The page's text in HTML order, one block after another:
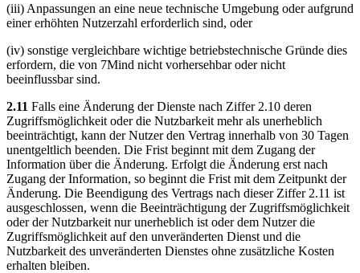
(iii) Anpassungen an eine neue technische Umgebung oder aufgrund
einer erhöhten Nutzerzahl erforderlich sind, oder
(iv) sonstige vergleichbare wichtige betriebstechnische Gründe dies
erfordern, die von 7Mind nicht vorhersehbar oder nicht
beeinflussbar sind.
2.11 Falls eine Änderung der Dienste nach Ziffer 2.10 deren
Zugriffsmöglichkeit oder die Nutzbarkeit mehr als unerheblich
beeinträchtigt, kann der Nutzer den Vertrag innerhalb von 30 Tagen
unentgeltlich beenden. Die Frist beginnt mit dem Zugang der
Information über die Änderung. Erfolgt die Änderung erst nach
Zugang der Information, so beginnt die Frist mit dem Zeitpunkt der
Änderung. Die Beendigung des Vertrags nach dieser Ziffer 2.11 ist
ausgeschlossen, wenn die Beeinträchtigung der Zugriffsmöglichkeit
oder der Nutzbarkeit nur unerheblich ist oder dem Nutzer die
Zugriffsmöglichkeit auf den unveränderten Dienst und die
Nutzbarkeit des unveränderten Dienstes ohne zusätzliche Kosten
erhalten bleiben.